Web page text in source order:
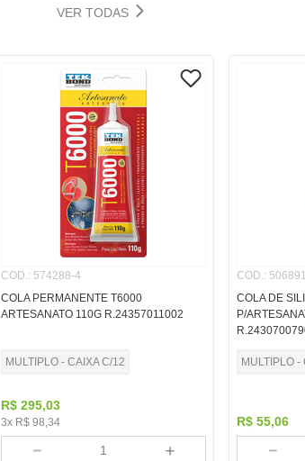
VER TODAS
COD.: 574288-4
COLA PERMANENTE T6000
ARTESANATO 110G R.24357011002
MULTIPLO - CAIXA C/12
R$ 295,03
3x R$ 98,34
＋
－
COD.:
COLA DE
P/
MULTIPLO -
R$ 55,06
－